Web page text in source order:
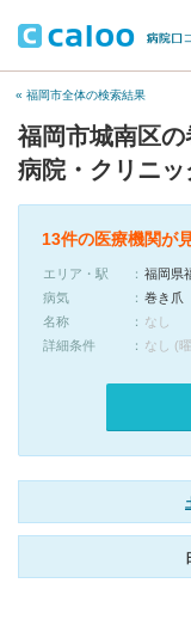
« 福岡市全体の検索結果
福岡市城南区
病院・クリニッ
13件の医療機関が
エリア・駅
福岡県
病気
巻き爪
名称
なし
詳細条件
なし (